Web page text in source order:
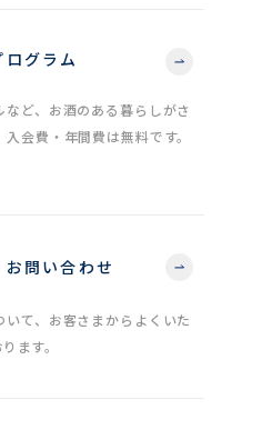
グラム
ど、お酒のある暮らしがさ
会費・年間費は無料です。
問い合わせ
て、お客さまからよくいた
ます。